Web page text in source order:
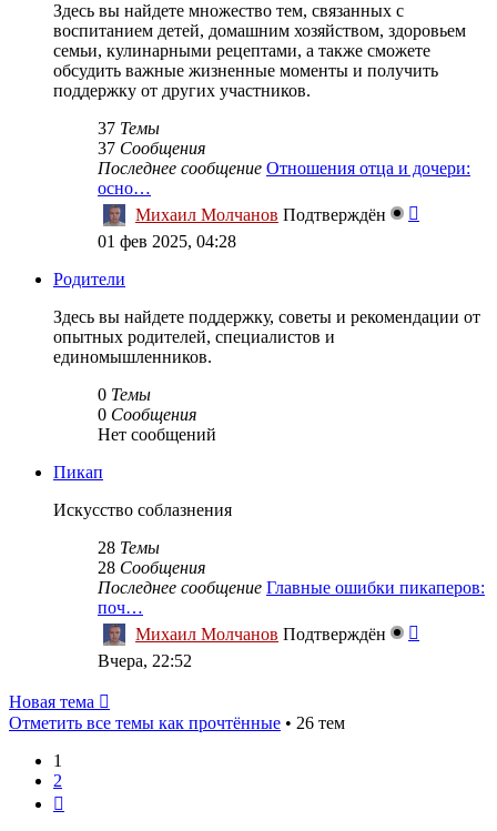
Здесь вы найдете множество тем, связанных с
воспитанием детей, домашним хозяйством, здоровьем
семьи, кулинарными рецептами, а также сможете
обсудить важные жизненные моменты и получить
поддержку от других участников.
37 Темы
37 Сообщения
Последнее сообщение Отношения отца и дочери:
осно…
Михаил Молчанов Подтверждён
к
01 фев 2025, 04:28
Родители
Здесь вы найдете поддержку, советы и рекомендации от
опытных родителей, специалистов и
единомышленников.
0 Темы
0 Сообщения
Нет сообщений
Пикап
Искусство соблазнения
28 Темы
28 Сообщения
Последнее сообщение Главные ошибки пикаперов:
поч…
Михаил Молчанов Подтверждён
к
Вчера, 22:52
Новая тема
Отметить все темы как прочтённые • 26 тем
1
2